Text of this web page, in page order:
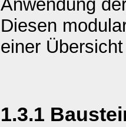
Anwendung
Diesen
einer
1.3.1